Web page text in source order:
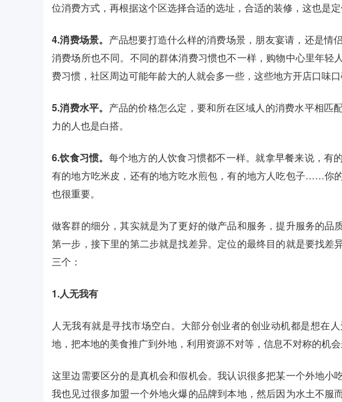
位消费方式，再根据这个区选择合适的选址，合适的装修，这也是定
4.消费场景。 产品想要打造什么样的消费场景，朋友宴请，还是情
消费场所也不同。不同的群体消费习惯也不一样，购物中心里年轻
费习惯，社区周边可能年龄大的人就会多一些，这些地方开店口味口
5.消费水平。 产品的价格怎么定，要和所在区域人的消费水平相匹
力的人也是白搭。
6.饮食习惯。 每个地方的人饮食习惯都不一样。就拿早餐来说，有
有的地方吃米皮，还有的地方吃水煎包，有的地方人吃包子……你
也很重要。
做客群的细分，其实就是为了更好的做产品和服务，提升服务的品
第一步，接下里的第二步就是找差异。定位的最终目的就是要找差
三个：
1.人无我有
人无我有就是寻找市场空白。大部分创业者的创业动机都是想在
地，把本地的美食推广到外地，利用资源不对等，信息不对称的机会
这里边需要区分的是真机会和假机会。我认识很多把某一个外地小
我也见过很多加盟一个外地火爆的品牌到本地，然后因为水土不服